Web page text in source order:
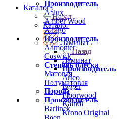
Производитель
Ablux
Amber Wood
Amigo
Производитель
Admonter
Coswick
Степень блеска
Матовая
Полуматовая
Порода
Производитель
Barlinek
Boen
Каталог
Назад
Каталог
Ламинат
Назад
Ламинат
Производитель
Arteo
Egger
Floorwood
Kaindl
Krono Original